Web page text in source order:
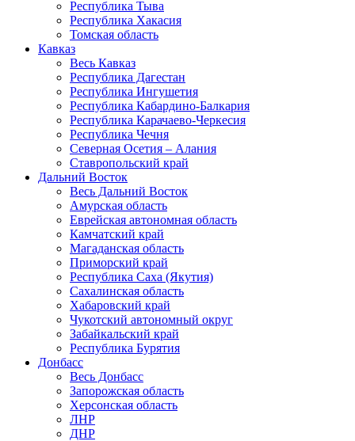
Республика Тыва
Республика Хакасия
Томская область
Кавказ
Весь Кавказ
Республика Дагестан
Республика Ингушетия
Республика Кабардино-Балкария
Республика Карачаево-Черкесия
Республика Чечня
Северная Осетия – Алания
Ставропольский край
Дальний Восток
Весь Дальний Восток
Амурская область
Еврейская автономная область
Камчатский край
Магаданская область
Приморский край
Республика Саха (Якутия)
Сахалинская область
Хабаровский край
Чукотский автономный округ
Забайкальский край
Республика Бурятия
Донбасс
Весь Донбасс
Запорожская область
Херсонская область
ЛНР
ДНР